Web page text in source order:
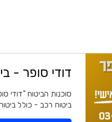
דודי סופר -
סוכנות הביטוח "דודי
ביטוח רכב - כולל